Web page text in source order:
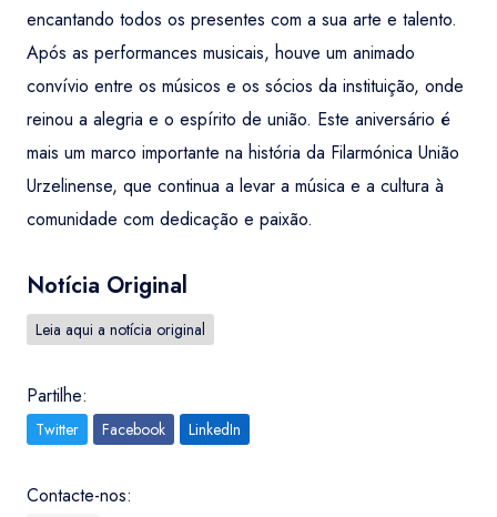
encantando todos os presentes com a sua arte e talento.
Após as performances musicais, houve um animado
convívio entre os músicos e os sócios da instituição, onde
reinou a alegria e o espírito de união. Este aniversário é
mais um marco importante na história da Filarmónica União
Urzelinense, que continua a levar a música e a cultura à
comunidade com dedicação e paixão.
Notícia Original
Leia aqui a notícia original
Partilhe:
Twitter Facebook LinkedIn
Contacte-nos: